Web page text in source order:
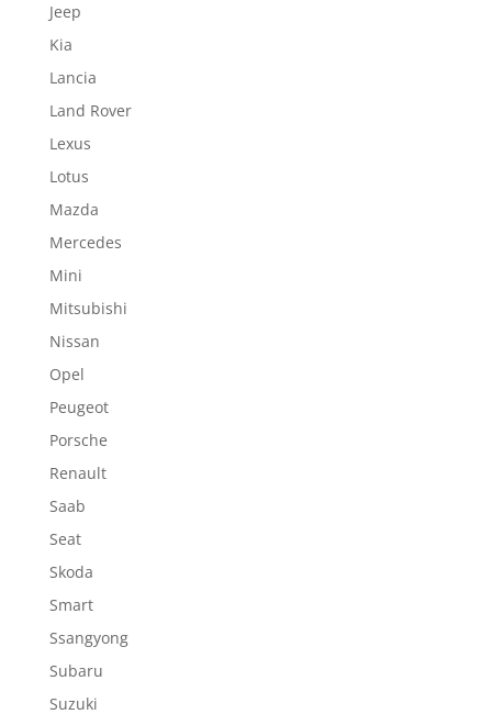
Jeep
Kia
Lancia
Land Rover
Lexus
Lotus
Mazda
Mercedes
Mini
Mitsubishi
Nissan
Opel
Peugeot
Porsche
Renault
Saab
Seat
Skoda
Smart
Ssangyong
Subaru
Suzuki